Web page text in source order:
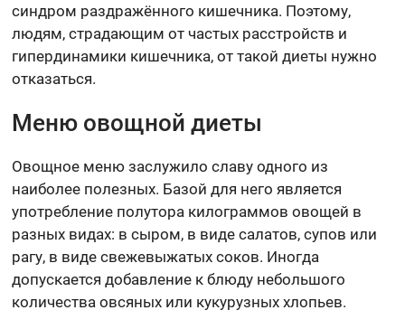
синдром раздражённого кишечника. Поэтому,
людям, страдающим от частых расстройств и
гипердинамики кишечника, от такой диеты нужно
отказаться.
Меню овощной диеты
Овощное меню заслужило славу одного из
наиболее полезных. Базой для него является
употребление полутора килограммов овощей в
разных видах: в сыром, в виде салатов, супов или
рагу, в виде свежевыжатых соков. Иногда
допускается добавление к блюду небольшого
количества овсяных или кукурузных хлопьев.